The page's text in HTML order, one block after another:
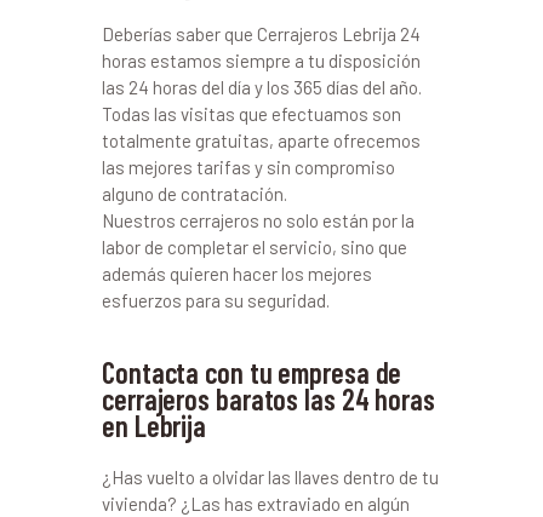
Deberías saber que Cerrajeros Lebrija 24
horas estamos siempre a tu disposición
las 24 horas del día y los 365 días del año.
Todas las visitas que efectuamos son
totalmente gratuitas, aparte ofrecemos
las mejores tarifas y sin compromiso
alguno de contratación.
Nuestros cerrajeros no solo están por la
labor de completar el servicio, sino que
además quieren hacer los mejores
esfuerzos para su seguridad.
Contacta con tu empresa de
cerrajeros baratos las 24 horas
en Lebrija
¿Has vuelto a olvidar las llaves dentro de tu
vivienda? ¿Las has extraviado en algún